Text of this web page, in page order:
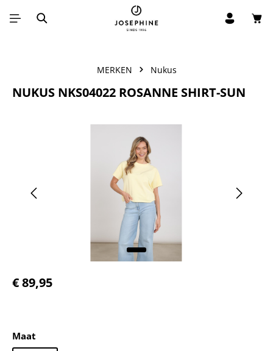
Ga naar de hoofdinhoud
MERKEN Nukus
NUKUS NKS04022 ROSANNE SHIRT-SUN
Normale prijs:
€ 89,95
Selecteer
Maat